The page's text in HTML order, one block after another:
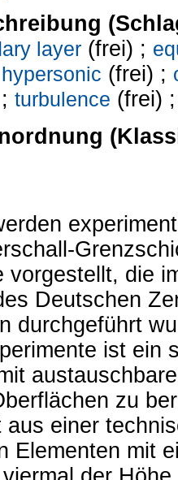
layer (frei) ;
hypersonic (frei) ;
turbulence (frei)
vorgestellt, die
Deutschen
durchgeführt
ist ein
zu
aus einer
Elementen mit